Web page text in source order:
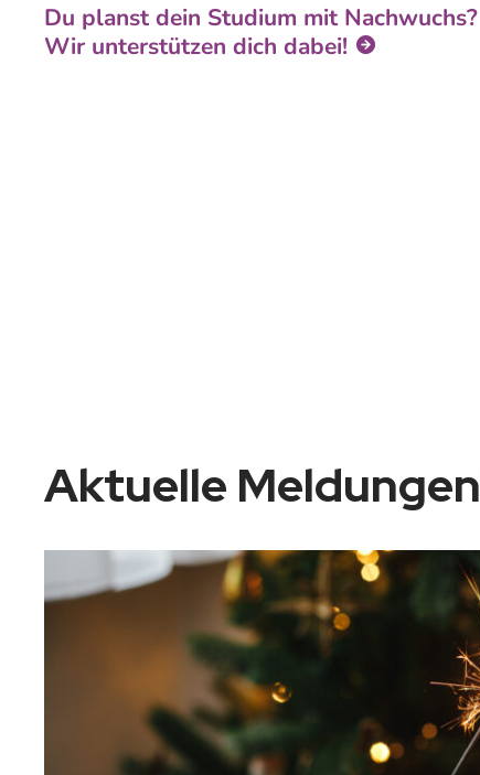
Du planst dein Studium mit Nachwuchs?
Wir unterstützen dich dabei!
Aktuelle Meldungen